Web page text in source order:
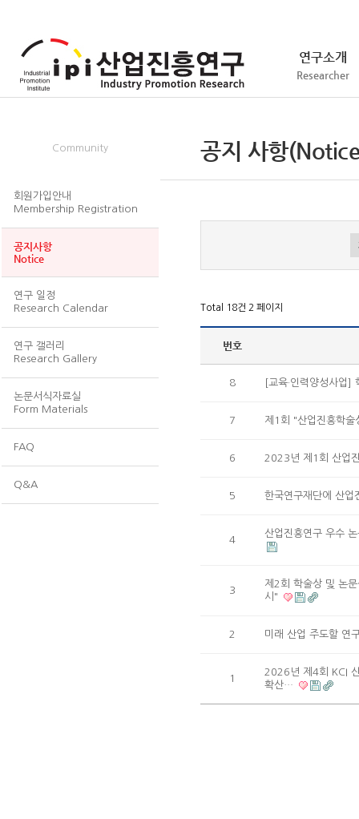
연구소개
Researcher
Community
회원가입안내
Membership Registration
공지사항
Notice
연구 일정
Research Calendar
연구 갤러리
Research Gallery
논문서식자료실
Form Materials
FAQ
Q&A
공지 사항
Total 18건 2 페이지
번호
8 [교육·인력양성사업]
7 제1회 "산업진흥학술
6 2023년 제1회 산업
5 한국연구재단에 산
4
산업진흥연구 우수
3
제2회 학술상 및 논
시"
2 미래 산업 주도할 연
1
2026년 제4회 KCI
확산…